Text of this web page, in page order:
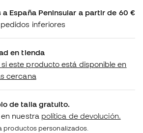
a España Peninsular a partir de 60 €
inferiores
en tienda
este producto está disponible en
cercana
de talla gratuito.
nuestra política de devolución.
productos personalizados.